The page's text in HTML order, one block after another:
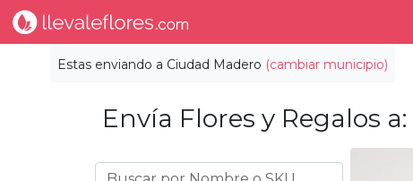
Estas enviando a Ciudad Madero (cambiar municipio)
Envía Flores y Regalos a: